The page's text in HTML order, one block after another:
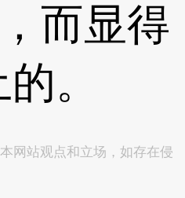
而显得
。
网站观点和立场，如存在侵